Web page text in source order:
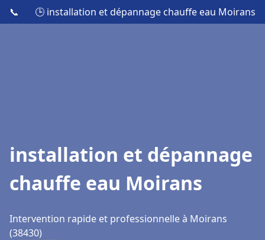
📞 🕒 installation et dépannage chauffe eau Moirans
installation et dépannage
chauffe eau Moirans
Intervention rapide et professionnelle à Moirans
(38430)